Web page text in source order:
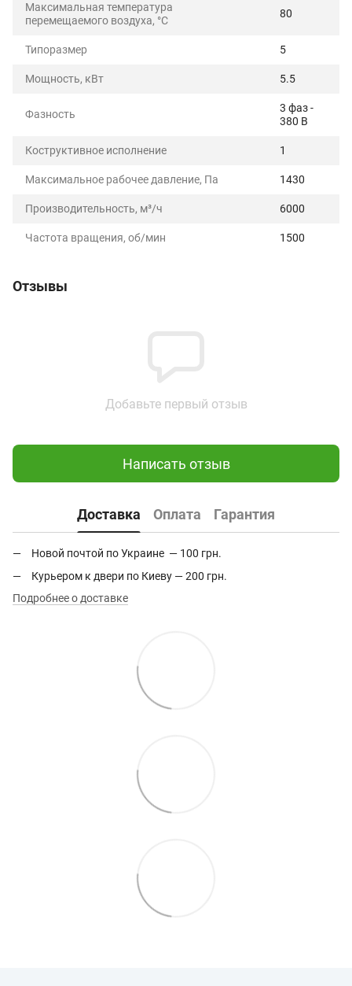
Максимальная температура
перемещаемого воздуха, °C
80
Типоразмер 5
Мощность, кВт 5.5
Фазность
3 фаз -
380 В
Коструктивное исполнение 1
Максимальное рабочее давление, Па 1430
Производительность, м³/ч 6000
Частота вращения, об/мин 1500
Отзывы
Добавьте первый отзыв
Написать отзыв
Доставка Оплата Гарантия
Новой почтой по Украине — 100 грн.
Курьером к двери по Киеву — 200 грн.
Подробнее о доставке